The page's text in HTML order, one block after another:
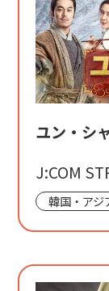
ユン・シ
J:COM
韓国・アジ